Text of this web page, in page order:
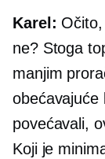
Karel:
ne? Stoga
manjim
obećavajuće
povećavali,
Koji je